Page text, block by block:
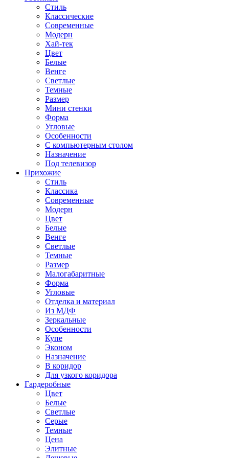
Стиль
Классические
Современные
Модерн
Хай-тек
Цвет
Белые
Венге
Светлые
Темные
Размер
Мини стенки
Форма
Угловые
Особенности
С компьютерным столом
Назначение
Под телевизор
Прихожие
Стиль
Классика
Современные
Модерн
Цвет
Белые
Венге
Светлые
Темные
Размер
Малогабаритные
Форма
Угловые
Отделка и материал
Из МДФ
Зеркальные
Особенности
Купе
Эконом
Назначение
В коридор
Для узкого коридора
Гардеробные
Цвет
Белые
Светлые
Серые
Темные
Цена
Элитные